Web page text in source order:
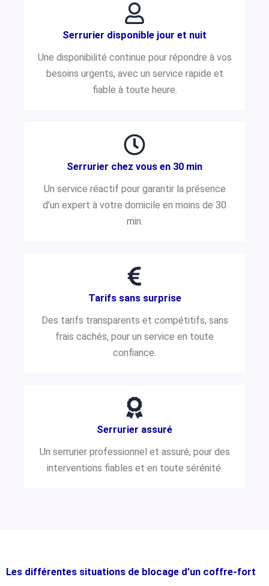
Serrurier disponible jour et nuit
Une disponibilité continue pour répondre à vos
besoins urgents, avec un service rapide et
fiable à toute heure.
Serrurier chez vous en 30 min
Un service réactif pour garantir la présence
d’un expert à votre domicile en moins de 30
min.
Tarifs sans surprise
Des tarifs transparents et compétitifs, sans
frais cachés, pour un service en toute
confiance.
Serrurier assuré
Un serrurier professionnel et assuré, pour des
interventions fiables et en toute sérénité.
Les différentes situations de blocage d’un coffre-fort